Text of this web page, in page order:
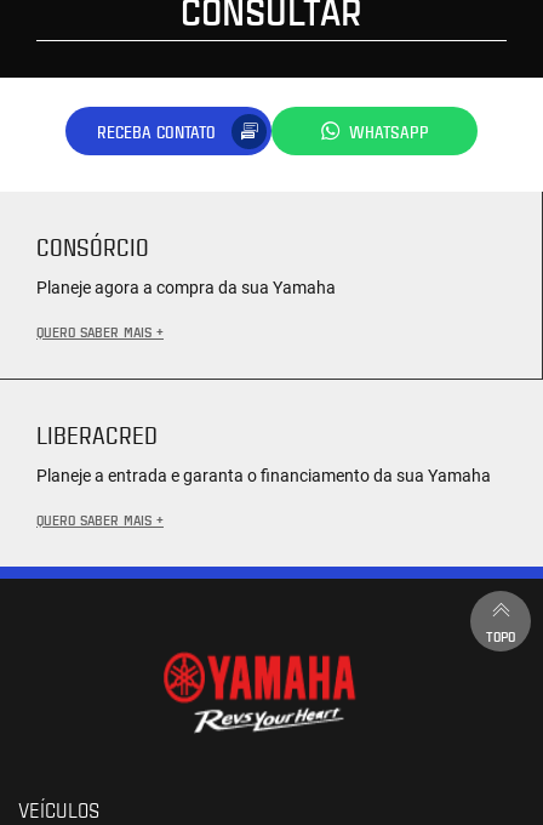
CONSULTAR
RECEBA CONTATO WHATSAPP
CONSÓRCIO
Planeje agora a compra da sua Yamaha
QUERO SABER MAIS +
LIBERACRED
Planeje a entrada e garanta o financiamento da sua Yamaha
QUERO SABER MAIS +
TOPO
VEÍCULOS